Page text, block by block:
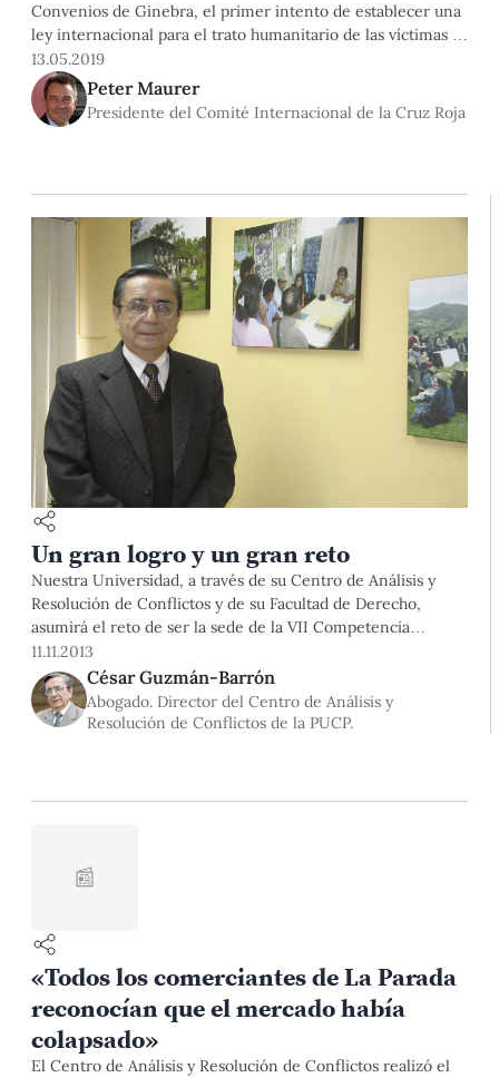
Convenios de Ginebra, el primer intento de establecer una
ley internacional para el trato humanitario de las víctimas y
los participantes de la guerra. Peter Maurer, presidente del
Comité Internacional de la Cruz Roja (CICR) desde 2012 y
miembro de la junta directiva del Foro Económico Mundial
desde 2014, visitó nuestro campus para dialogar acerca de la
13.05.2019
Peter Maurer
Presidente del Comité Internacional de la Cruz Roja
Un gran logro y un gran reto
Nuestra Universidad, a través de su Centro de Análisis y
Resolución de Conflictos y de su Facultad de Derecho,
asumirá el reto de ser la sede de la VII Competencia
Internacional de Arbitraje que se realizará en el 2014. Este
anuncio se ha hecho de manera oficial durante la
inauguración de la VI Competencia realizada
11.11.2013
César Guzmán-Barrón
Abogado. Director del Centro de Análisis y
Resolución de Conflictos de la PUCP.
📰
«Todos los comerciantes de La Parada
reconocían que el mercado había
colapsado»
El Centro de Análisis y Resolución de Conflictos realizó el